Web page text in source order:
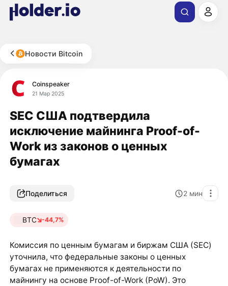
Новости Bitcoin
Coinspeaker
21 Мар 2025
SEC США подтвердила
исключение майнинга Proof-of-
Work из законов о ценных
бумагах
Поделиться 2 мин
BTC -44,7%
Комиссия по ценным бумагам и биржам США (SEC)
уточнила, что федеральные законы о ценных
бумагах не применяются к деятельности по
майнингу на основе Proof-of-Work (PoW). Это